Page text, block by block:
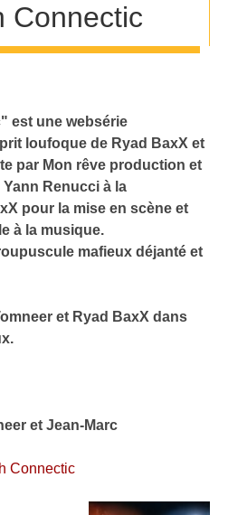
Connectic
est une websérie
loufoque de Ryad BaxX et
par Mon rêve production et
Renucci à la
pour la mise en scène et
à la musique.
mafieux déjanté et
et Ryad BaxX dans
et Jean-Marc
Connectic